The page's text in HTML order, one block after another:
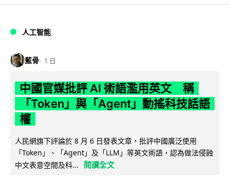
人工智能
藍骨 1 日
中國官媒批評 AI 術語濫用英文 稱
「Token」與「Agent」動搖科技話語
權
人民網旗下評論於 8 月 6 日發表文章，批評中國廣泛使用
「Token」、「Agent」及「LLM」等英文術語，認為做法侵蝕
中文表意空間及科...
閱讀全文